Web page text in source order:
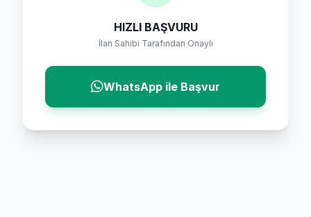
HIZLI BAŞVURU
İlan Sahibi Tarafından Onaylı
WhatsApp ile Başvur